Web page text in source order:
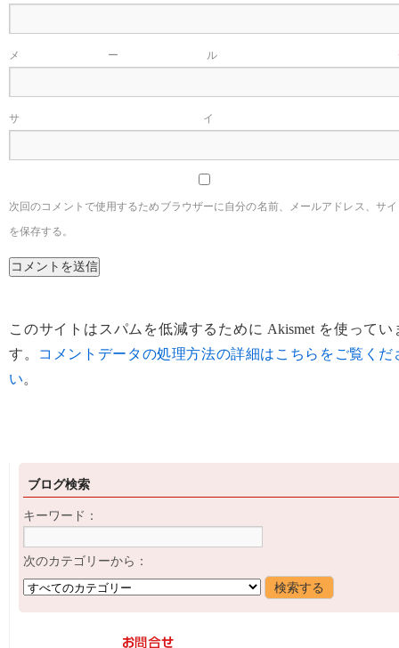
メール
サイ
次回のコメントで使用するためブラウザーに自分の名前、メールアドレス、サ
を保存する。
このサイトはスパムを低減するために Akismet を使ってい
す。
コメントデータの処理方法の詳細はこちらをご覧くだ
い。
ブログ検索
キーワード：
次のカテゴリーから：